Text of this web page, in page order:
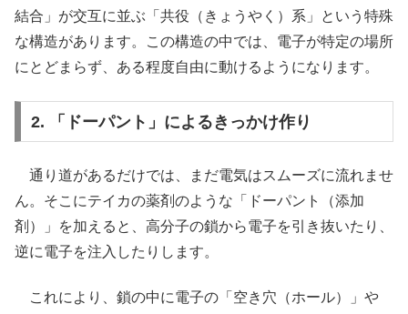
結合」が交互に並ぶ「共役（きょうやく）系」という特殊
な構造があります。この構造の中では、電子が特定の場所
にとどまらず、ある程度自由に動けるようになります。
2. 「ドーパント」によるきっかけ作り
通り道があるだけでは、まだ電気はスムーズに流れませ
ん。そこにテイカの薬剤のような「ドーパント（添加
剤）」を加えると、高分子の鎖から電子を引き抜いたり、
逆に電子を注入したりします。
これにより、鎖の中に電子の「空き穴（ホール）」や